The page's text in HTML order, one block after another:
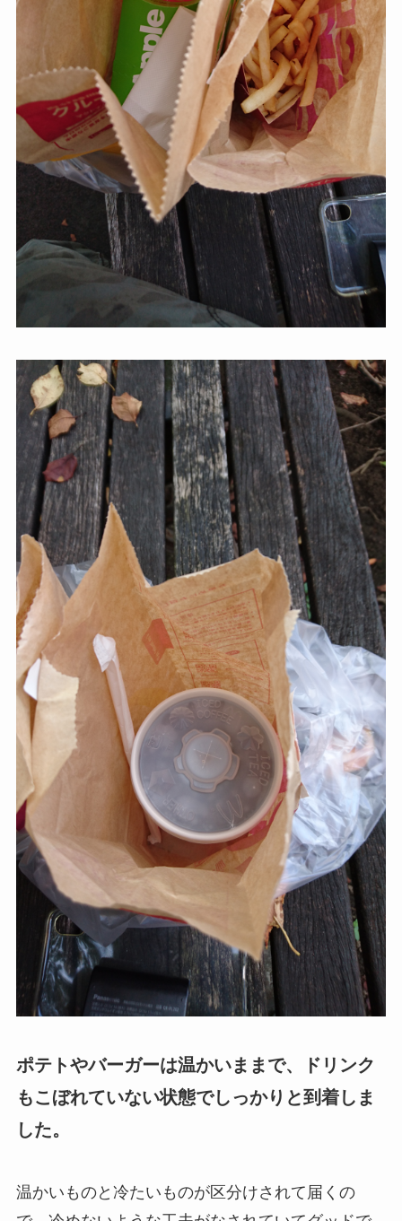
ポテトやバーガーは温かいままで、ドリンク
もこぼれていない状態でしっかりと到着しま
した。
温かいものと冷たいものが区分けされて届くの